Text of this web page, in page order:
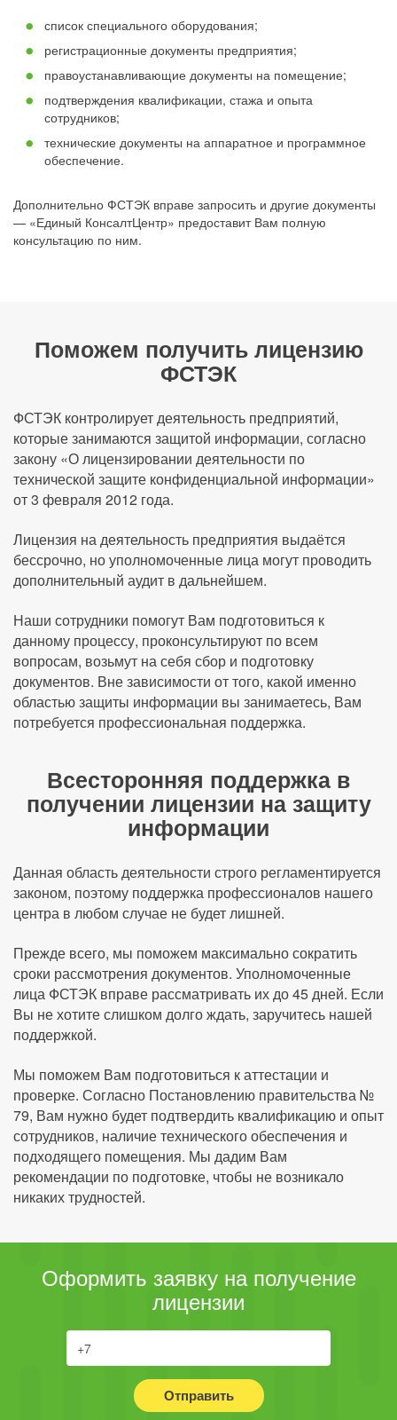
список специального оборудования;
регистрационные документы предприятия;
правоустанавливающие документы на помещение;
подтверждения квалификации, стажа и опыта
сотрудников;
технические документы на аппаратное и программное
обеспечение.
Дополнительно ФСТЭК вправе запросить и другие документы
— «Единый КонсалтЦентр» предоставит Вам полную
консультацию по ним.
Поможем получить лицензию
ФСТЭК
ФСТЭК контролирует деятельность предприятий,
которые занимаются защитой информации, согласно
закону «О лицензировании деятельности по
технической защите конфиденциальной информации»
от 3 февраля 2012 года.
Лицензия на деятельность предприятия выдаётся
бессрочно, но уполномоченные лица могут проводить
дополнительный аудит в дальнейшем.
Наши сотрудники помогут Вам подготовиться к
данному процессу, проконсультируют по всем
вопросам, возьмут на себя сбор и подготовку
документов. Вне зависимости от того, какой именно
областью защиты информации вы занимаетесь, Вам
потребуется профессиональная поддержка.
Всесторонняя поддержка в
получении лицензии на защиту
информации
Данная область деятельности строго регламентируется
законом, поэтому поддержка профессионалов нашего
центра в любом случае не будет лишней.
Прежде всего, мы поможем максимально сократить
сроки рассмотрения документов. Уполномоченные
лица ФСТЭК вправе рассматривать их до 45 дней. Если
Вы не хотите слишком долго ждать, заручитесь нашей
поддержкой.
Мы поможем Вам подготовиться к аттестации и
проверке. Согласно Постановлению правительства №
79, Вам нужно будет подтвердить квалификацию и опыт
сотрудников, наличие технического обеспечения и
подходящего помещения. Мы дадим Вам
рекомендации по подготовке, чтобы не возникало
никаких трудностей.
Оформить заявку на получение
лицензии
Отправить